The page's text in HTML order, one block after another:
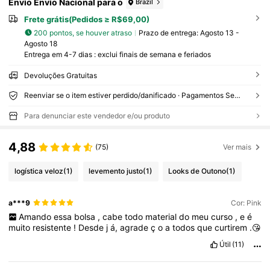
Frete grátis(Pedidos ≥ R$69,00)
200 pontos, se houver atraso Prazo de entrega: Agosto 13 -
Agosto 18
Entrega em 4-7 dias : exclui finais de semana e feriados
Devoluções Gratuitas
Reenviar se o item estiver perdido/danificado · Pagamentos Seguros · Proteção de privacidade
Para denunciar este vendedor e/ou produto
4,88 (75) Ver mais
logística veloz(1) levemento justo(1) Looks de Outono(1)
a***9 Cor: Pink
Amando essa bolsa , cabe todo material do meu curso , e é
muito resistente ! Desde já,agradeçoatodosquecurtirem .😘
Útil (11)